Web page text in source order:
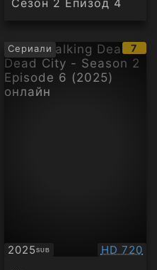
Сериали 7
2025SUB
Субтитри HD 720